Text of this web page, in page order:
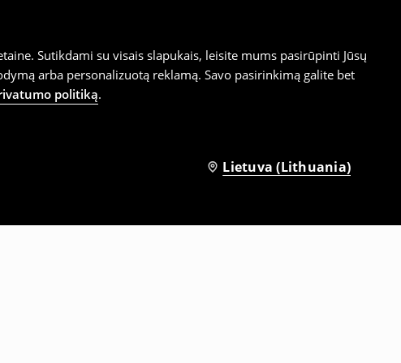
Sutikdami su visais slapukais, leisite mums pasirūpinti Jūsų
arba personalizuotą reklamą. Savo pasirinkimą galite bet
politiką.
Lietuva (Lithuania)